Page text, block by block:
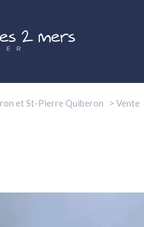
et St-Pierre Quiberon Vente